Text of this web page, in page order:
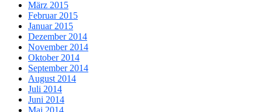
März 2015
Februar 2015
Januar 2015
Dezember 2014
November 2014
Oktober 2014
September 2014
August 2014
Juli 2014
Juni 2014
Mai 2014